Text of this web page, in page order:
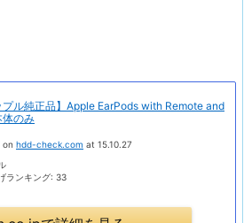
プル純正品】Apple EarPods with Remote and
のみ
on hdd-check.com at 15.10.27
ランキング: 33